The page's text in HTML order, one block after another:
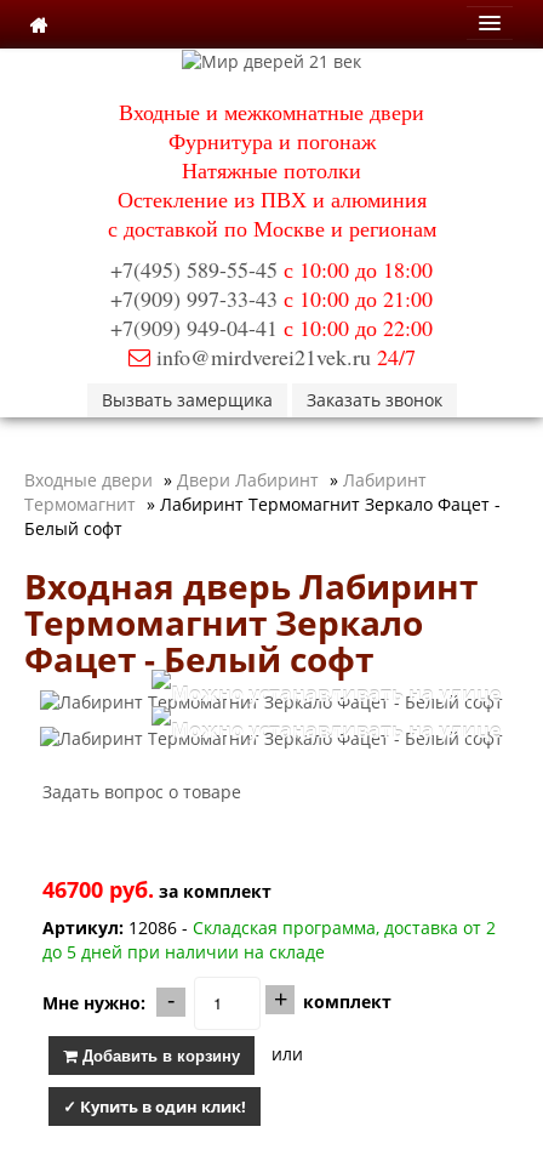
Корзина
Входные двери
Двери с терморазрывом для улицы
Противопожарные двери
Двери Бункер
Двери Лекс
Двери Рыцарь
Двери Термодор
Монолит
Термо Лацио
Флагман
Электрозамок Смарт
Двери Лабиринт
Лабиринт Аляска Лайт
Лабиринт Арт
Лабиринт Атлантик
Лабиринт Бетон
Лабиринт Верса
Лабиринт Версаль
Лабиринт Гранд
Лабиринт Имперо
Лабиринт Кармина
Лабиринт Классик Антик медный
Лабиринт Классик Шагрень
Лабиринт Кредор
Лабиринт Лаб Про
Лабиринт Лайн Вайт
Лабиринт Леолаб
Лабиринт Лондон
Лабиринт Лофт
Лабиринт Мегаполис
Входные и межкомнатные двери
Фурнитура и погонаж
Натяжные потолки
Остекление из ПВХ и алюминия
с доставкой по Москве и регионам
+7(495) 589-55-45 с 10:00 до 18:00
+7(909) 997-33-43 с 10:00 до 21:00
+7(909) 949-04-41 с 10:00 до 22:00
info@mirdverei21vek.ru24/7
Вызвать замерщика Заказать звонок
Входные двери » Двери Лабиринт » Лабиринт
Термомагнит » Лабиринт Термомагнит Зеркало Фацет -
Белый софт
Входная дверь Лабиринт
Термомагнит Зеркало
Фацет - Белый софт
Задать вопрос о товаре
46700 руб. за комплект
Артикул: 12086 - Складская программа, доставка от 2
до 5 дней при наличии на складе
Мне нужно: - + комплект
Добавить в корзину или
✓ Купить в один клик!